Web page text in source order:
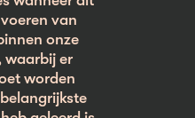
van
onze
waarbij er
worden